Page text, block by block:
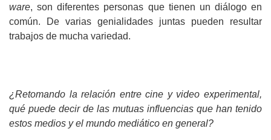
ware, son diferentes personas que tienen un diálogo en
común. De varias genialidades juntas pueden resultar
trabajos de mucha variedad.
¿Retomando la relación entre cine y video experimental,
qué puede decir de las mutuas influencias que han tenido
estos medios y el mundo mediático en general?